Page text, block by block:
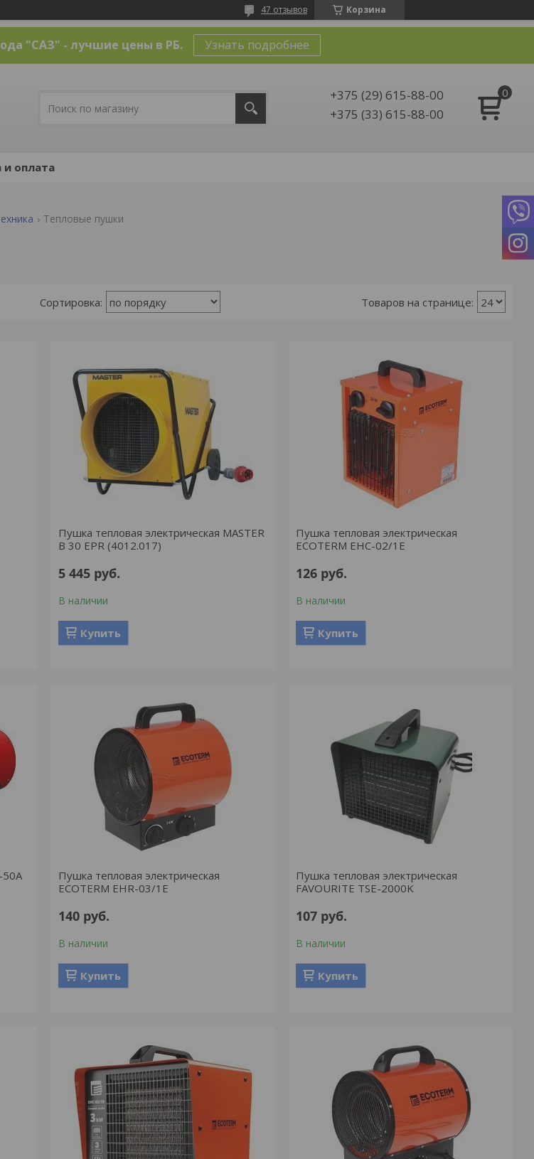
Корзина
47 отзывов
"САЗ" - лучшие цены в РБ. Узнать подробнее
+375 (29) 615-88-00
+375 (33) 615-88-00
и оплата
Тепловые пушки
Пушка тепловая электрическая MASTER
B 30 EPR (4012.017)
5 445 руб.
В наличии
Купить
Пушка тепловая электрическая
ECOTERM EHC-02/1E
126 руб.
В наличии
Купить
50A
Пушка тепловая электрическая
ECOTERM EHR-03/1E
140 руб.
В наличии
Купить
Пушка тепловая электрическая
FAVOURITE TSE-2000K
107 руб.
В наличии
Купить